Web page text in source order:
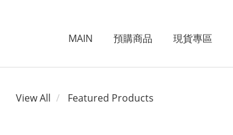
MAIN 預購商品 現貨專區
View All Featured Products